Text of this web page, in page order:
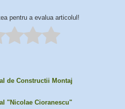
pentru a evalua articolul!
de Constructii Montaj
"Nicolae Cioranescu"